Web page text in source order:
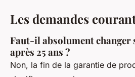
Les demandes
Faut-il absolument changer
après 25 ans ?
Non, la fin de la garantie de